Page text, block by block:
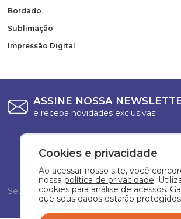
Bordado
Sublimação
Impressão Digital
ASSINE NOSSA
e receba novidades exclusivas!
Cookies e privacidade
Ao acessar nosso site, você
nossa política de privacidade.
cookies para análise de acessos.
que seus dados estarão